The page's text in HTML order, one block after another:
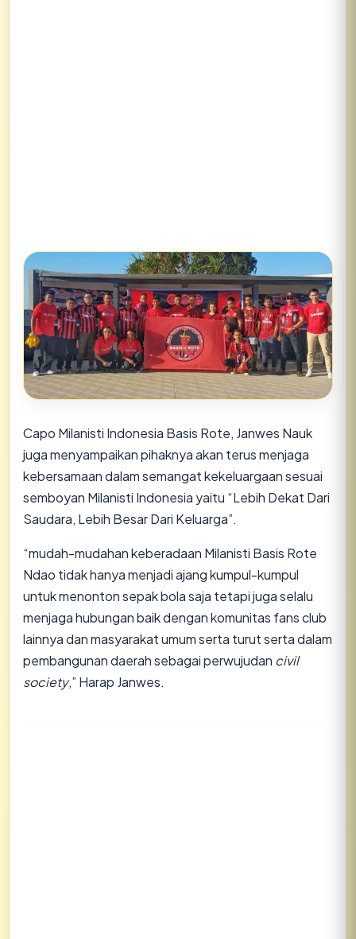
Capo Milanisti Indonesia Basis Rote, Janwes Nauk
juga menyampaikan pihaknya akan terus menjaga
kebersamaan dalam semangat kekeluargaan sesuai
semboyan Milanisti Indonesia yaitu “Lebih Dekat Dari
Saudara, Lebih Besar Dari Keluarga”.
“mudah-mudahan keberadaan Milanisti Basis Rote
Ndao tidak hanya menjadi ajang kumpul-kumpul
untuk menonton sepak bola saja tetapi juga selalu
menjaga hubungan baik dengan komunitas fans club
lainnya dan masyarakat umum serta turut serta dalam
pembangunan daerah sebagai perwujudan civil
society,” Harap Janwes.